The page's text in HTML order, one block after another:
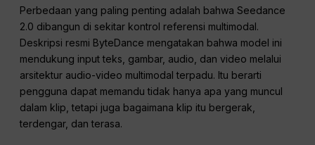
Perbedaan yang paling penting adalah bahwa Seedance
2.0 dibangun di sekitar kontrol referensi multimodal.
Deskripsi resmi ByteDance mengatakan bahwa model ini
mendukung input teks, gambar, audio, dan video melalui
arsitektur audio-video multimodal terpadu. Itu berarti
pengguna dapat memandu tidak hanya apa yang muncul
dalam klip, tetapi juga bagaimana klip itu bergerak,
terdengar, dan terasa.